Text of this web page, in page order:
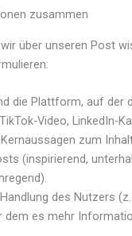
zusammen
über unseren Post
die Plattform, auf der
Video, LinkedIn-
zum
(inspirierend,
des Nutzers
dem es mehr